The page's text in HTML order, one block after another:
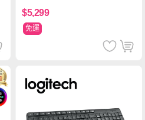
$5,299
免運